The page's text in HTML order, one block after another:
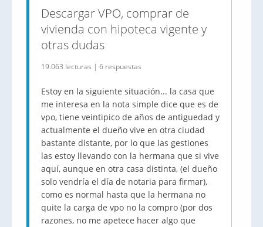
Descargar VPO, comprar de
vivienda con hipoteca vigente y
otras dudas
19.063 lecturas | 6 respuestas
Estoy en la siguiente situación... la casa que
me interesa en la nota simple dice que es de
vpo, tiene veintipico de años de antiguedad y
actualmente el dueño vive en otra ciudad
bastante distante, por lo que las gestiones
las estoy llevando con la hermana que si vive
aquí, aunque en otra casa distinta, (el dueño
solo vendría el día de notaria para firmar),
como es normal hasta que la hermana no
quite la carga de vpo no la compro (por dos
razones, no me apetece hacer algo que